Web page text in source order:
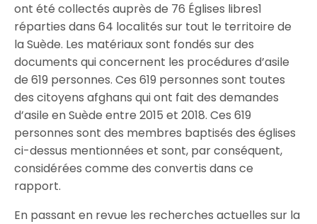
ont été collectés auprès de 76 Églises libres1
réparties dans 64 localités sur tout le territoire de
la Suède. Les matériaux sont fondés sur des
documents qui concernent les procédures d’asile
de 619 personnes. Ces 619 personnes sont toutes
des citoyens afghans qui ont fait des demandes
d’asile en Suède entre 2015 et 2018. Ces 619
personnes sont des membres baptisés des églises
ci-dessus mentionnées et sont, par conséquent,
considérées comme des convertis dans ce
rapport.
En passant en revue les recherches actuelles sur la